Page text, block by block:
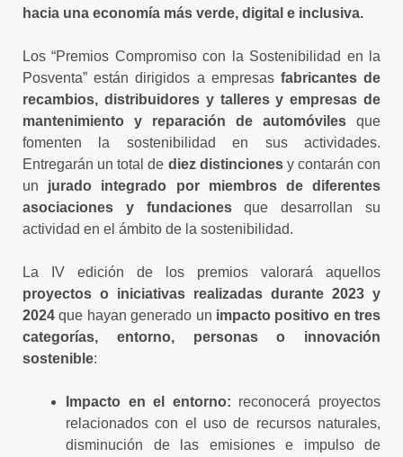
hacia una economía más verde, digital e inclusiva.
Los “Premios Compromiso con la Sostenibilidad en la
Posventa” están dirigidos a empresas fabricantes de
recambios, distribuidores y talleres y empresas de
mantenimiento y reparación de automóviles que
fomenten la sostenibilidad en sus actividades.
Entregarán un total de diez distincionesy contarán con
un jurado integrado por miembros de diferentes
asociaciones y fundacionesque desarrollan su
actividad en el ámbito de la sostenibilidad.
La IV edición de los premios valorará aquellos
proyectos o iniciativas realizadas durante 2023 y
2024que hayan generado un impacto positivo en tres
categorías, entorno, personas o innovación
sostenible:
Impacto en el entorno: reconocerá proyectos
relacionados con el uso de recursos naturales,
disminución de las emisiones e impulso de